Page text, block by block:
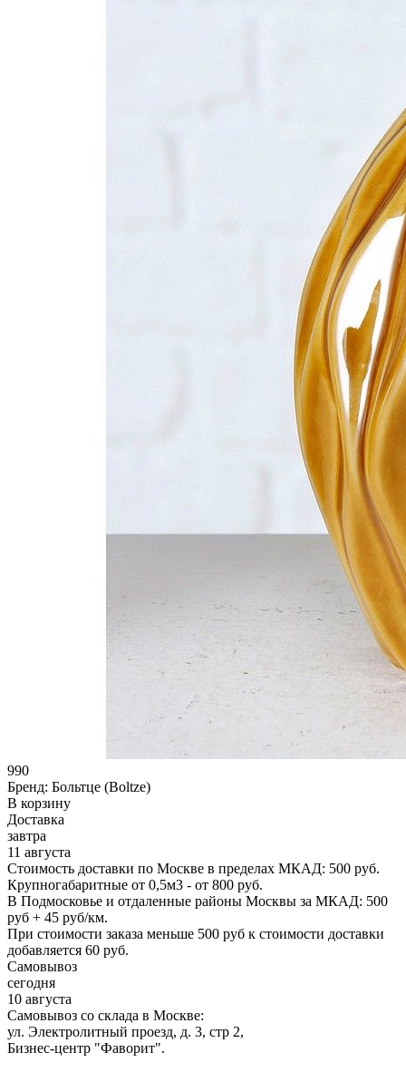
990
Бренд: Больтце (Boltze)
В корзину
Доставка
завтра
11 августа
Стоимость доставки по Москве в пределах МКАД: 500 руб.
Крупногабаритные от 0,5м3 - от 800 руб.
В Подмосковье и отдаленные районы Москвы за МКАД: 500
руб + 45 руб/км.
При стоимости заказа меньше 500 руб к стоимости доставки
добавляется 60 руб.
Самовывоз
сегодня
10 августа
Самовывоз со склада в Москве:
ул. Электролитный проезд, д. 3, стр 2,
Бизнес-центр "Фаворит".